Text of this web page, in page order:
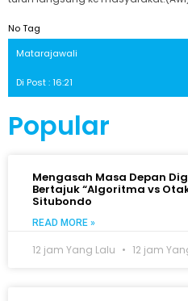
No Tag
Matarajawali
Di Post : 16:21
Popular
Mengasah Masa Depan
Bertajuk “Algoritma vs
Situbondo
READ MORE »
12 jam Yang Lalu 12 jam